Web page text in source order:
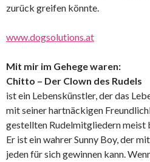
zurück greifen könnte.
www.dogsolutions.at
Mit mir im Gehege waren:
Chitto – Der Clown des Rudels
ist ein Lebenskünstler, der das
mit seiner hartnäckigen
gestellten Rudelmitgliedern meist
Er ist ein wahrer Sunny Boy, der
jeden für sich gewinnen kann.